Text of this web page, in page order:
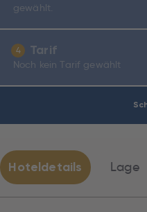
gewählt.
4 Tarif
Noch kein Tarif gewählt
Hoteldetails Lage